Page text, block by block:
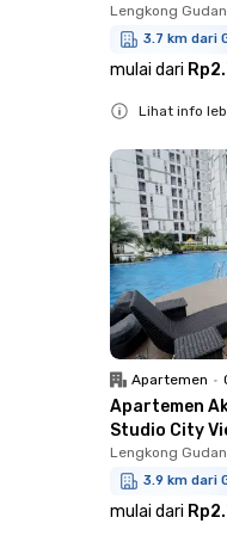
Lengkong
3.7 km dari
mulai dari
Lihat info
Apartemen •
Apartemen
Studio City
Lengkong
3.9 km dari
mulai dari